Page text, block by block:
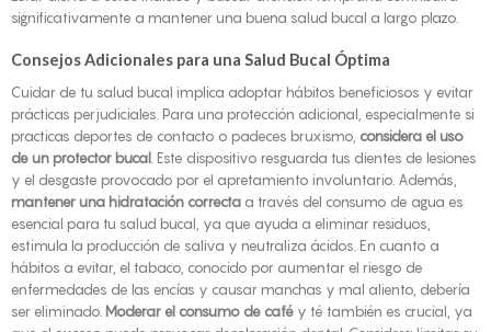
significativamente a mantener una buena salud bucal a largo plazo.
Consejos Adicionales para una Salud Bucal Óptima
Cuidar de tu salud bucal implica adoptar hábitos beneficiosos y evitar
prácticas perjudiciales. Para una protección adicional, especialmente si
practicas deportes de contacto o padeces bruxismo, considera el uso
de un protector bucal . Este dispositivo resguarda tus dientes de lesiones
y el desgaste provocado por el apretamiento involuntario. Además,
mantener una hidratación correcta a través del consumo de agua es
esencial para tu salud bucal, ya que ayuda a eliminar residuos,
estimula la producción de saliva y neutraliza ácidos. En cuanto a
hábitos a evitar, el tabaco, conocido por aumentar el riesgo de
enfermedades de las encías y causar manchas y mal aliento, debería
ser eliminado. Moderar el consumo de café y té también es crucial, ya